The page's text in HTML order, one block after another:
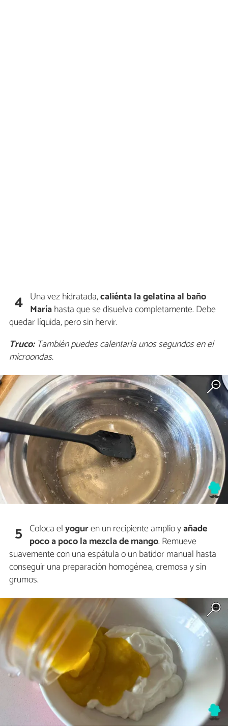
4 Una vez hidratada,caliénta la gelatina al baño
Maríahasta que se disuelva completamente. Debe
quedar líquida, pero sin hervir.
Truco:También puedes calentarla unos segundos en el
microondas.
5 Coloca elyoguren un recipiente amplio yañade
poco a poco la mezcla de mango. Remueve
suavemente con una espátula o un batidor manual hasta
conseguir una preparación homogénea, cremosa y sin
grumos.